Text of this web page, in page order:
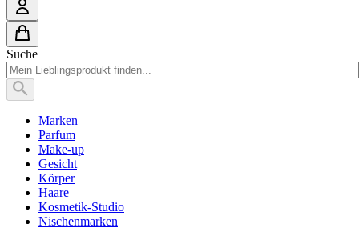
Suche
Marken
Parfum
Make-up
Gesicht
Körper
Haare
Kosmetik-Studio
Nischenmarken